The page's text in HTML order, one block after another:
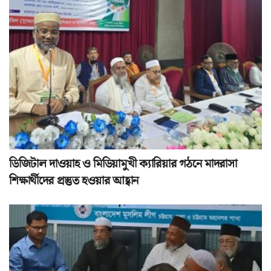
ডিজিটাল দাওয়াহ ও মিডিয়ামুখী ক্যারিয়ার গঠনে মাদরাসা
শিক্ষার্থীদের প্রস্তুত হওয়ার আহ্বান